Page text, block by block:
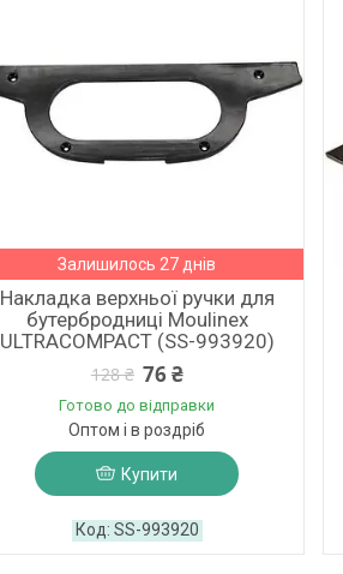
Залишилось 27 днів
Накладка верхньої ручки для
бутербродниці Moulinex
ULTRACOMPACT (SS-993920)
128 ₴ 76 ₴
Готово до відправки
Оптом і в роздріб
Купити
SS-993920